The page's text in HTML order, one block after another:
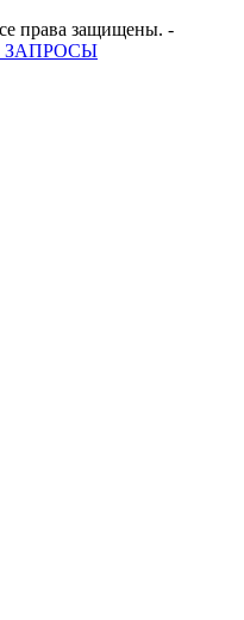
права защищены. -